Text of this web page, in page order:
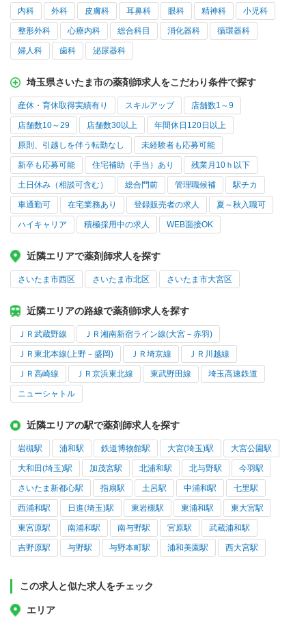
内科 外科 皮膚科 耳鼻科 眼科 精神科 小児科
整形外科 心療内科 総合科目 消化器科 循環器科
婦人科 歯科 泌尿器科
埼玉県さいたま市の薬剤師求人をこだわり条件で探す
産休・育休取得実績有り スキルアップ 店舗数1～9
店舗数10～29 店舗数30以上 年間休日120日以上
原則、引越しを伴う転勤なし 未経験者も応募可能
新卒も応募可能 住宅補助（手当）あり 残業月10ｈ以下
土日休み（相談可含む） 総合門前 管理職候補 駅チカ
車通勤可 在宅業務あり 登録販売者の求人 夏～秋入職可
ハイキャリア 積極採用中の求人 WEB面接OK
近隣エリアで薬剤師求人を探す
さいたま市西区 さいたま市北区 さいたま市大宮区
近隣エリアの路線で薬剤師求人を探す
ＪＲ武蔵野線 ＪＲ湘南新宿ライン線(大宮－赤羽)
ＪＲ東北本線(上野－盛岡) ＪＲ埼京線 ＪＲ川越線
ＪＲ高崎線 ＪＲ京浜東北線 東武野田線 埼玉高速鉄道
ニューシャトル
近隣エリアの駅で薬剤師求人を探す
岩槻駅 浦和駅 鉄道博物館駅 大宮(埼玉)駅 大宮公園駅
大和田(埼玉)駅 加茂宮駅 北浦和駅 北与野駅 今羽駅
さいたま新都心駅 指扇駅 土呂駅 中浦和駅 七里駅
西浦和駅 日進(埼玉)駅 東岩槻駅 東浦和駅 東大宮駅
東宮原駅 南浦和駅 南与野駅 宮原駅 武蔵浦和駅
吉野原駅 与野駅 与野本町駅 浦和美園駅 西大宮駅
この求人と似た求人をチェック
エリア